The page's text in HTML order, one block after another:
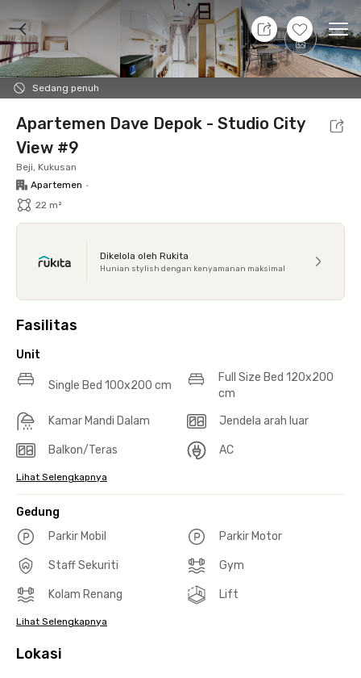
+22
Sedang penuh
9 Agt 26 - Belum tahu
Foto Fasilitas bersama Lokasi Aturan
Apartemen Dave Depok - Studio City
View #9
Beji, Kukusan
Apartemen •
22 m²
Dikelola oleh Rukita
Hunian stylish dengan kenyamanan maksimal
Fasilitas
Unit
Single Bed 100x200 cm
Full Size Bed 120x200
cm
Kamar Mandi Dalam
Jendela arah luar
Balkon/Teras AC
Lihat Selengkapnya
Gedung
Parkir Mobil
Parkir Motor
Staff Sekuriti Gym
Kolam Renang Lift
Lihat Selengkapnya
Lokasi